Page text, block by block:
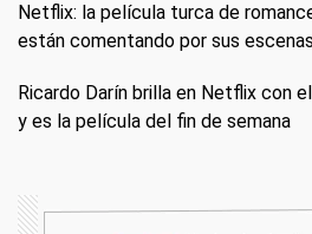
Netflix: la película turca de
están comentando por sus
Ricardo Darín brilla en Netflix con
y es la película del fin de semana